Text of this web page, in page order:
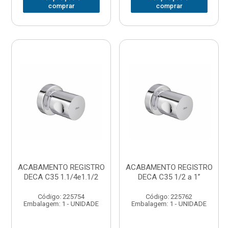
comprar
comprar
ACABAMENTO REGISTRO
DECA C35 1.1/4e1.1/2
Código: 225754
Embalagem: 1 - UNIDADE
ACABAMENTO REGISTRO
DECA C35 1/2 a 1”
Código: 225762
Embalagem: 1 - UNIDADE